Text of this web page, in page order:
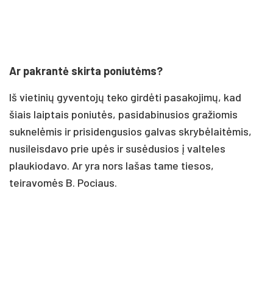
Ar pakrantė skirta poniutėms?
Iš vietinių gyventojų teko girdėti pasakojimų, kad
šiais laiptais poniutės, pasidabinusios gražiomis
suknelėmis ir prisidengusios galvas skrybėlaitėmis,
nusileisdavo prie upės ir susėdusios į valteles
plaukiodavo. Ar yra nors lašas tame tiesos,
teiravomės B. Pociaus.